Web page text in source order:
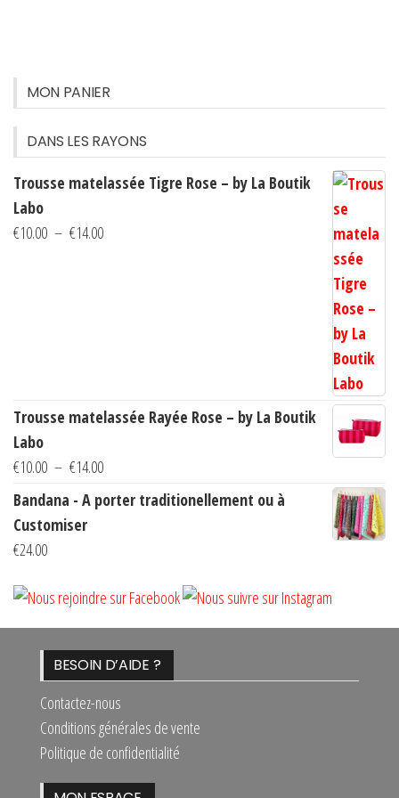
MON PANIER
DANS LES RAYONS
Trousse matelassée Tigre Rose – by La Boutik
Labo
€10.00 – €14.00Plage
Trousse matelassée Rayée Rose – by La Boutik
Labo
€10.00 – €14.00Plage
€14.00
Bandana - A porter traditionellement ou à
Customiser
€24.00
BESOIN D’AIDE ?
Contactez-nous
Conditions générales de vente
Politique de confidentialité